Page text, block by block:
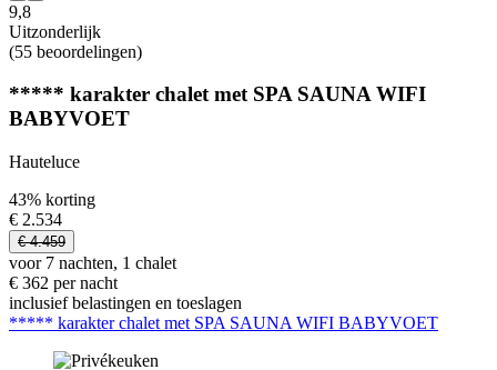
9,8
Uitzonderlijk
(55 beoordelingen)
***** karakter chalet met SPA SAUNA WIFI
BABYVOET
Hauteluce
43% korting
€ 2.534
€ 4.459
voor 7 nachten, 1 chalet
€ 362 per nacht
inclusief belastingen en toeslagen
***** karakter chalet met SPA SAUNA WIFI BABYVOET